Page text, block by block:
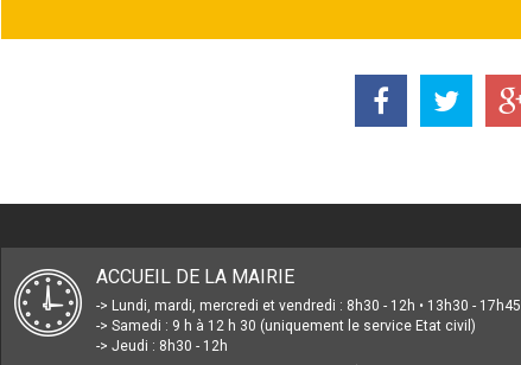
ACCUEIL DE LA MAIRIE
-> Lundi, mardi, mercredi et vendredi : 8h30 - 12h • 13h30 - 17h45
-> Samedi : 9 h à 12 h 30 (uniquement le service Etat civil)
-> Jeudi : 8h30 - 12h